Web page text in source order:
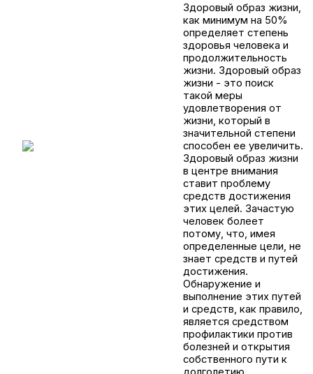
Здоровый образ жизни,
как минимум на 50%
определяет степень
здоровья человека и
продолжительность
жизни. Здоровый образ
жизни - это поиск
такой меры
удовлетворения от
жизни, который в
значительной степени
способен ее увеличить.
Здоровый образ жизни
в центре внимания
ставит проблему
средств достижения
этих целей. Зачастую
человек болеет
потому, что, имея
определенные цели, не
знает средств и путей
достижения.
Обнаружение и
выполнение этих путей
и средств, как правило,
является средством
профилактики против
болезней и открытия
собственного пути к